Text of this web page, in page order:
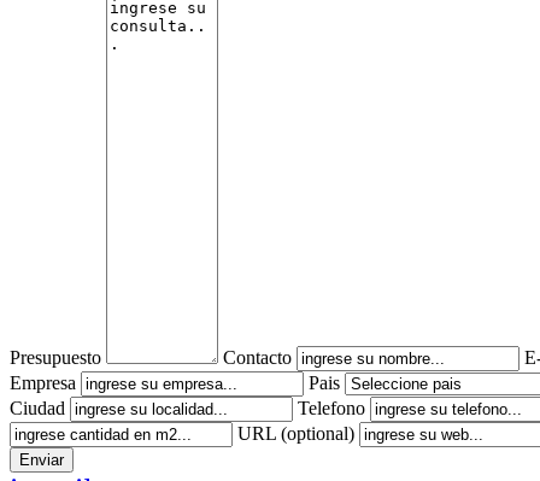
Presupuesto Contacto
Empresa
Pais
Ciudad
Telefono
URL (optional)